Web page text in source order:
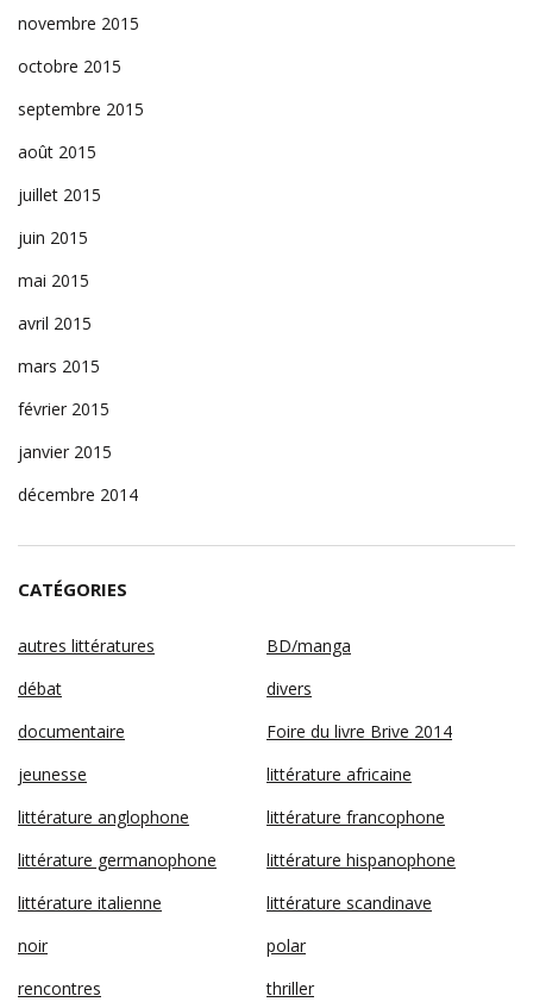
novembre 2015
octobre 2015
septembre 2015
août 2015
juillet 2015
juin 2015
mai 2015
avril 2015
mars 2015
février 2015
janvier 2015
décembre 2014
CATÉGORIES
autres littératures
BD/manga
débat
divers
documentaire
Foire du livre Brive 2014
jeunesse
littérature africaine
littérature anglophone
littérature francophone
littérature germanophone
littérature hispanophone
littérature italienne
littérature scandinave
noir
polar
rencontres
thriller